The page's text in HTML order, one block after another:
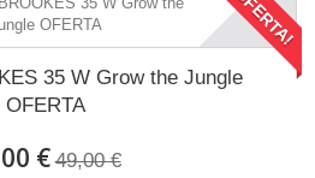
35 W Grow the Jungle
OFERTA
€ 49,00 €